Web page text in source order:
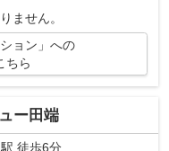
ません。
ョン」への
ちら
ー田端
駅 徒歩6分